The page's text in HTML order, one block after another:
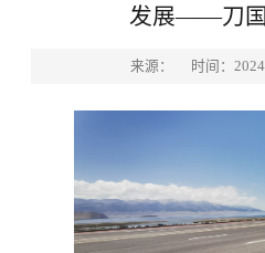
发展——刀国
来源： 时间：